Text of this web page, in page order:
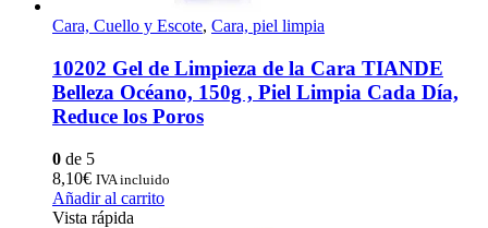
Cara, Cuello y Escote, Cara, piel limpia
10202 Gel de Limpieza de la Cara TIANDE
Belleza Océano, 150g , Piel Limpia Cada Día,
Reduce los Poros
0 de 5
8,10€ IVA incluido
Añadir al carrito
Vista rápida